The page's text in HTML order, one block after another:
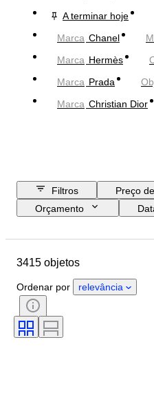
A terminar hoje
Marca Chanel
Marca Hermès
Marca Prada
Marca Christian Dior
Filtros
Preço
Orçamento
País de origem
Estado
Certificação
Acessórios incluídos
Era
3415 objetos
Ordenar por relevância